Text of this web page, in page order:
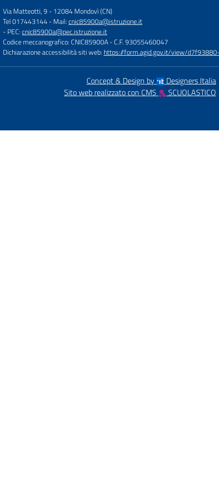
Via Matteotti, 9 -12084 Mondovì (CN)
Tel 017443144- Mail:cnic85900a@istruzione.it
- PEC:cnic85900a@pec.istruzione.it
Codice meccanografico: CNIC85900A- C.F. 93055460047
Dichiarazione accessibilità siti web: https://form.agid.gov.it/view/
Concept & Design by
Designers Italia
Sito web realizzato con CMS
SCUOLASTICO